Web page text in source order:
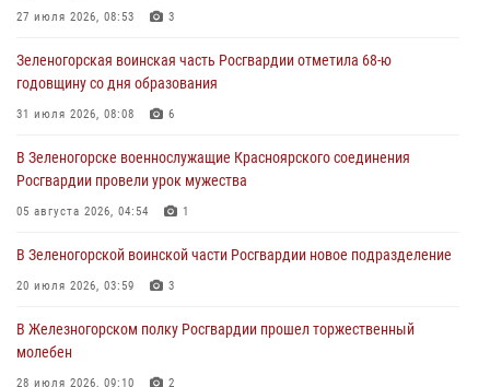
04 августа 2026, 08:36
В Красноярске сотрудники Росгвардии задержали подозреваемого
в серии краж из супермаркета
04 августа 2026, 06:50
Военнослужащие Красноярского соединения Росгвардии
познакомили отдыхающих детей с тонкостями РХБ защиты
03 августа 2026, 13:12 2
27 июля 2026, 08:53 3
Зеленогорская воинская часть Росгвардии отметила 68-ю
годовщину со дня образования
31 июля 2026, 08:08 6
В Зеленогорске военнослужащие Красноярского соединения
Росгвардии провели урок мужества
05 августа 2026, 04:54 1
В Зеленогорской воинской части Росгвардии новое подразделение
20 июля 2026, 03:59 3
В Железногорском полку Росгвардии прошел торжественный
молебен
28 июля 2026, 09:10 2